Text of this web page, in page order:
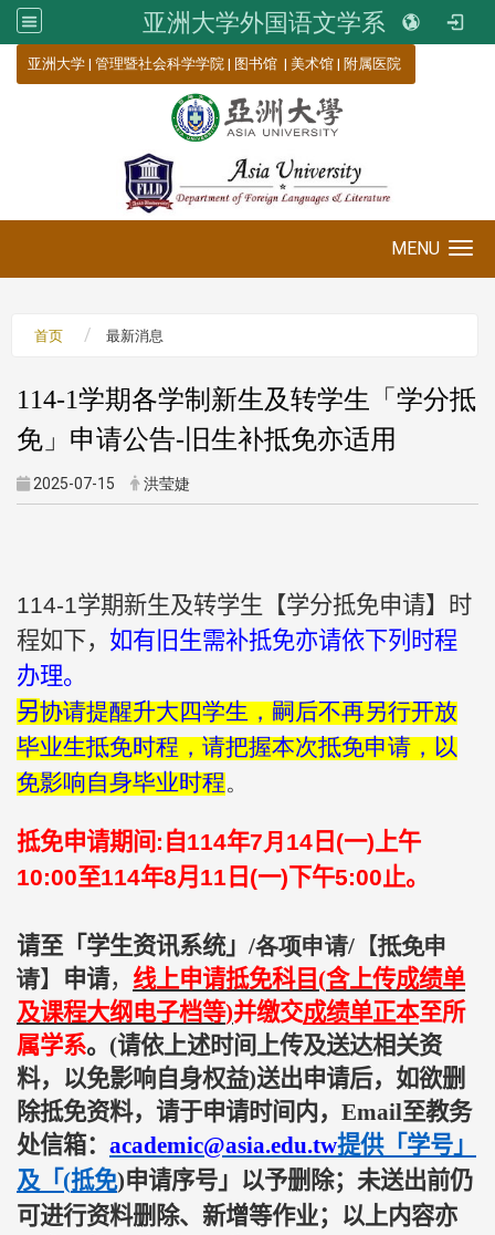
亚洲大学外国语文学系
亚洲大学 | 管理暨社会科学学院 | 图书馆 | 美术馆 | 附属医院
MENU
首页 最新消息
114-1学期各学制新生及转学生「学分抵
免」申请公告-旧生补抵免亦适用
2025-07-15 洪莹婕
114-1学期新生及转学生【学分抵免申请】时
程如下， 如有旧生需补抵免亦请依下列时程
办理。
另协请提醒升大四学生，嗣后不再另行开放
毕业生抵免时程，请把握本次抵免申请，以
免影响自身毕业时程。
抵免申请期间 : 自 114年7月14 日 (一)上午
10:00至114年8月 11 日 (一)下午5:00止。
请至「学生资讯系统」 /各项申请/ 【抵免申
请】 申请， 线上申请抵免科目 (含上传成绩单
及课程大纲电子档等)并缴交成绩单正本至所
属学系。 (请依上述时间上传及送达相关资
料，以免影响自身权益)送出申请后，如欲删
除抵免资料，请于申请时间内， Email至教务
处信箱： academic@asia.edu.tw提供「学号」
及「 (抵免)申请序号」以予删除；未送出前仍
可进行资料删除、新增等作业；以上内容亦